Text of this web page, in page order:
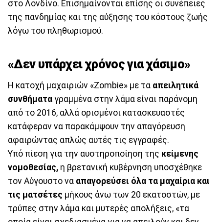
στο Λονδίνο. Επισημαίνονται επίσης οι συνέπειες
της πανδημίας και της αύξησης του κόστους ζωής
λόγω του πληθωρισμού.
«Δεν υπάρχει χρόνος για χάσιμο»
Η κατοχή μαχαιριών «Zombie» με τα απειλητικά
συνθήματα γραμμένα στην λάμα είναι παράνομη
από το 2016, αλλά ορισμένοι κατασκευαστές
κατάφεραν να παρακάμψουν την απαγόρευση
αφαιρώντας απλώς αυτές τις εγγραφές.
Υπό πίεση για την αυστηροποίηση της κείμενης
νομοθεσίας, η βρετανική κυβέρνηση υποσχέθηκε
τον Αύγουστο να απαγορεύσει όλα τα μαχαίρια και
τις ματσέτες μήκους άνω των 20 εκατοστών, με
τρύπες στην λάμα και μυτερές απολήξεις, «τα